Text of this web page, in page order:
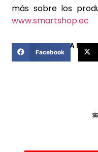
más sobre los
www.smartshop.ec
COMPARTIR ESTA
Facebook